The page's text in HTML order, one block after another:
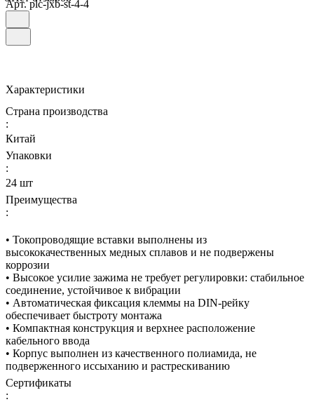
Арт.plc-jxb-st-4-4
Характеристики
Страна производства
:
Китай
Упаковки
:
24 шт
Преимущества
:
• Токопроводящие вставки выполнены из
высококачественных медных сплавов и не подвержены
коррозии
• Высокое усилие зажима не требует регулировки: стабильное
соединение, устойчивое к вибрации
• Автоматическая фиксация клеммы на DIN-рейку
обеспечивает быстроту монтажа
• Компактная конструкция и верхнее расположение
кабельного ввода
• Корпус выполнен из качественного полиамида, не
подверженного иссыханию и растрескиванию
Сертификаты
: